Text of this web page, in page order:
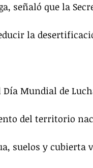
señaló que la
la
Día Mundial de
del territorio
suelos y cubierta